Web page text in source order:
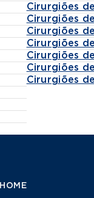
Cirurgiões
Cirurgiões
Cirurgiões
Cirurgiões
Cirurgiões
Cirurgiões
Cirurgiões
HOME